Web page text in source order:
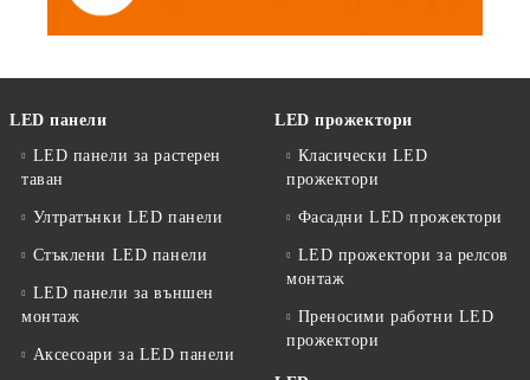
LED панели
LED панели за растерен
таван
Ултратънки LED панели
Стъклени LED панели
LED панели за външен
монтаж
Аксесоари за LED панели
LED прожектори
Класически LED
прожектори
Фасадни LED прожектори
LED прожектори за релсов
монтаж
Преносими работни LED
прожектори